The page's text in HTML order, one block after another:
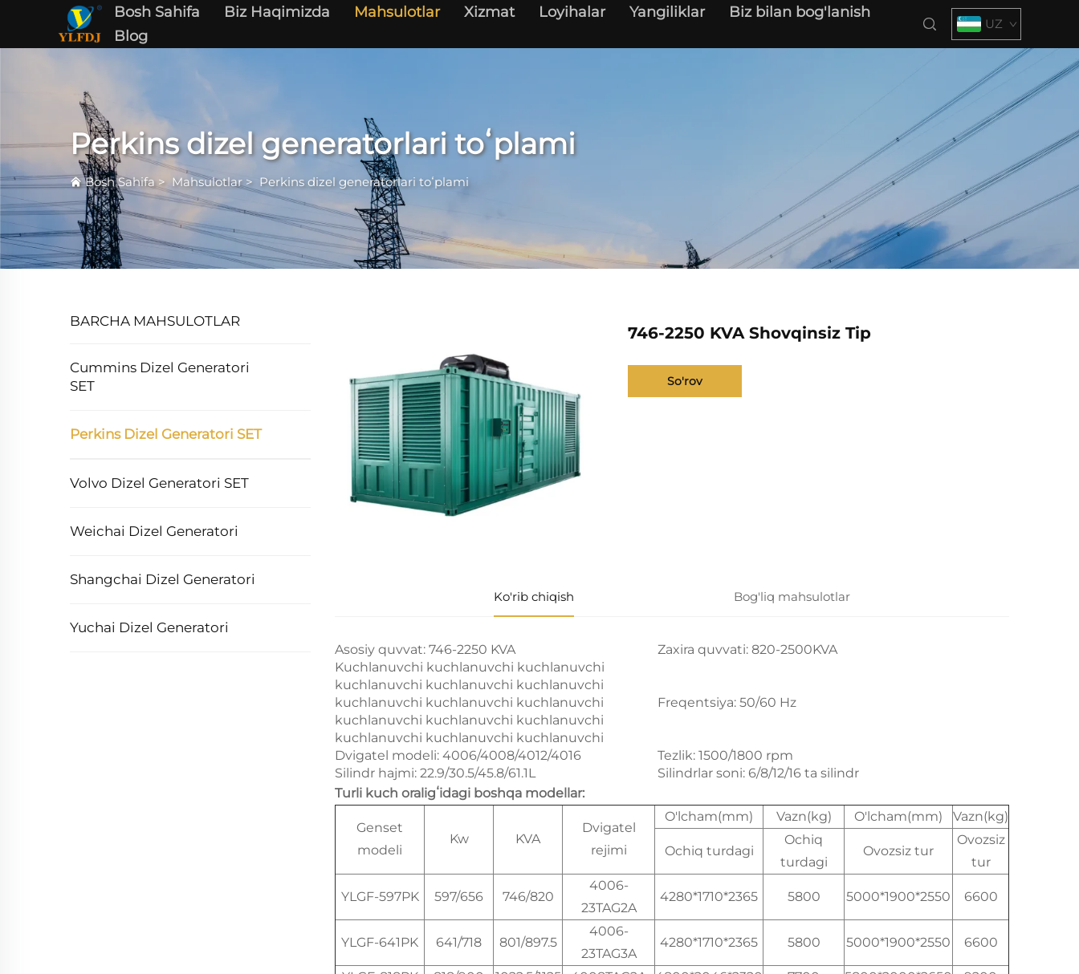
Bosh Sahifa Biz Haqimizda Mahsulotlar Xizmat Loyihalar Yangiliklar
Biz bilan bog'lanish
Blog
UZ
Perkins dizel generatorlari toʻplami
Bosh Sahifa> Mahsulotlar> Perkins dizel generatorlari toʻplami
BARCHA MAHSULOTLAR
Cummins Dizel Generatori
SET
Perkins Dizel Generatori SET
Volvo Dizel Generatori SET
Weichai Dizel Generatori
Shangchai Dizel Generatori
Yuchai Dizel Generatori
746-2250 KVA Shovqinsiz Tip
So'rov
Ko'rib chiqish Bog'liq mahsulotlar
Asosiy quvvat: 746-2250 KVA
Zaxira quvvati: 820-2500KVA
Kuchlanuvchi kuchlanuvchi kuchlanuvchi
kuchlanuvchi kuchlanuvchi kuchlanuvchi
kuchlanuvchi kuchlanuvchi kuchlanuvchi
kuchlanuvchi kuchlanuvchi kuchlanuvchi
kuchlanuvchi kuchlanuvchi kuchlanuvchi
Freqentsiya: 50/60 Hz
Dvigatel modeli: 4006/4008/4012/4016
Tezlik: 1500/1800 rpm
Silindr hajmi: 22.9/30.5/45.8/61.1L
Silindrlar soni: 6/8/12/16 ta silindr
Turli kuch oraligʻidagi boshqa modellar:
Genset
modeli
Kw KVA
Dvigatel
rejimi
O'lcham(mm) Vazn(kg) O'lcham(mm) Vazn(kg)
Ochiq turdagi
Ochiq
turdagi
Ovozsiz tur
Ovozsiz
tur
YLGF-597PK 597/656 746/820
4006-
23TAG2A
4280*1710*2365 5800 5000*1900*2550 6600
YLGF-641PK 641/718 801/897.5
4006-
23TAG3A
4280*1710*2365 5800 5000*1900*2550 6600